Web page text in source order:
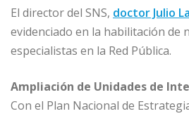
o
o
k
n p
p
g
e
r
El director del SNS, doctor Julio
evidenciado en la habilitación de
especialistas en la Red Pública.
Ampliación de Unidades de
Con el Plan Nacional de